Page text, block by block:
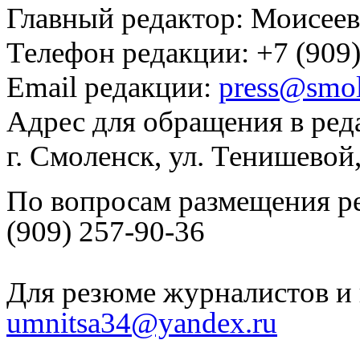
Главный редактор:
Телефон редакции: +7
Email редакции:
Адрес для обращения в
г. Смоленск, ул.
По вопросам размещения
(909) 257-90-36
Для резюме журналистов и
umnitsa34@yandex.ru